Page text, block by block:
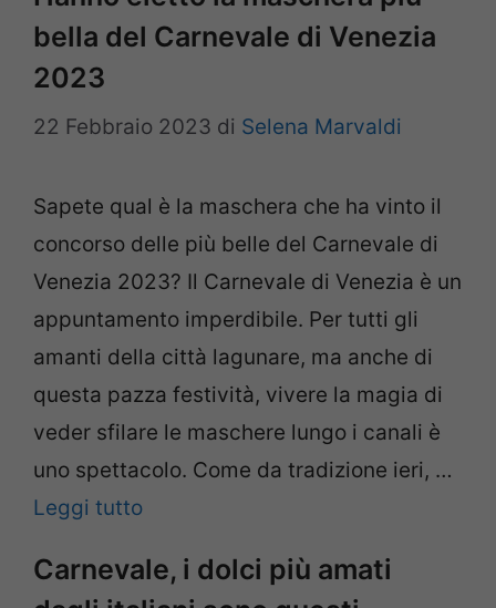
bella del Carnevale di Venezia
2023
22 Febbraio 2023 di Selena Marvaldi
Sapete qual è la maschera che ha vinto il
concorso delle più belle del Carnevale di
Venezia 2023? Il Carnevale di Venezia è un
appuntamento imperdibile. Per tutti gli
amanti della città lagunare, ma anche di
questa pazza festività, vivere la magia di
veder sfilare le maschere lungo i canali è
uno spettacolo. Come da tradizione ieri, …
Leggi tutto
Carnevale, i dolci più amati